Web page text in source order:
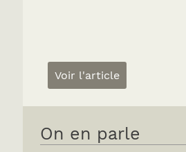
Voir l'article
On en parle